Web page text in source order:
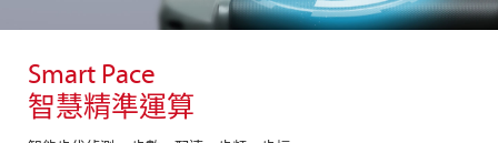
Smart Pace
智慧精準運算